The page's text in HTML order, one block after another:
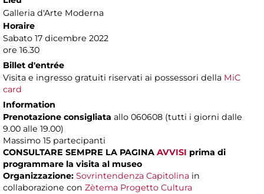
Galleria d'Arte Moderna
Horaire
Sabato 17 dicembre 2022
ore 16.30
Billet d'entrée
Visita e ingresso gratuiti riservati ai possessori della MiC
card
Information
Prenotazione consigliata allo 060608 (tutti i giorni dalle
9.00 alle 19.00)
Massimo 15 partecipanti
CONSULTARE SEMPRE LA PAGINA AVVISI prima di
programmare la visita al museo
Organizzazione: Sovrintendenza Capitolina in
collaborazione con Zètema Progetto Cultura